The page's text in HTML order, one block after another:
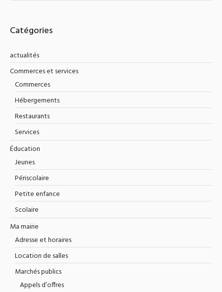
Catégories
actualités
Commerces et services
Commerces
Hébergements
Restaurants
Services
Éducation
Jeunes
Périscolaire
Petite enfance
Scolaire
Ma mairie
Adresse et horaires
Location de salles
Marchés publics
Appels d’offres